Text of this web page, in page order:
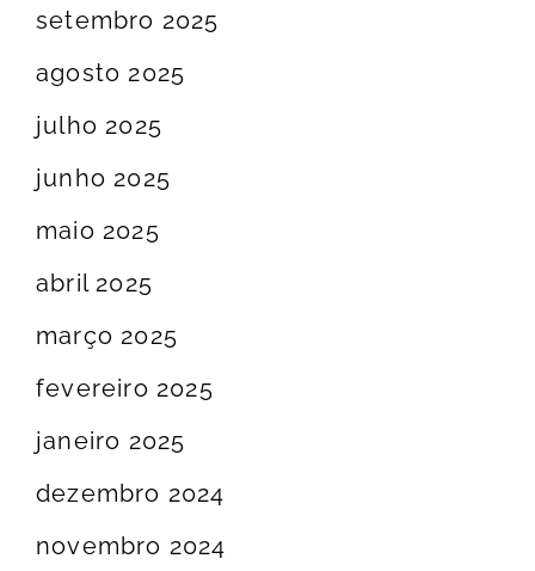
setembro 2025
agosto 2025
julho 2025
junho 2025
maio 2025
abril 2025
março 2025
fevereiro 2025
janeiro 2025
dezembro 2024
novembro 2024